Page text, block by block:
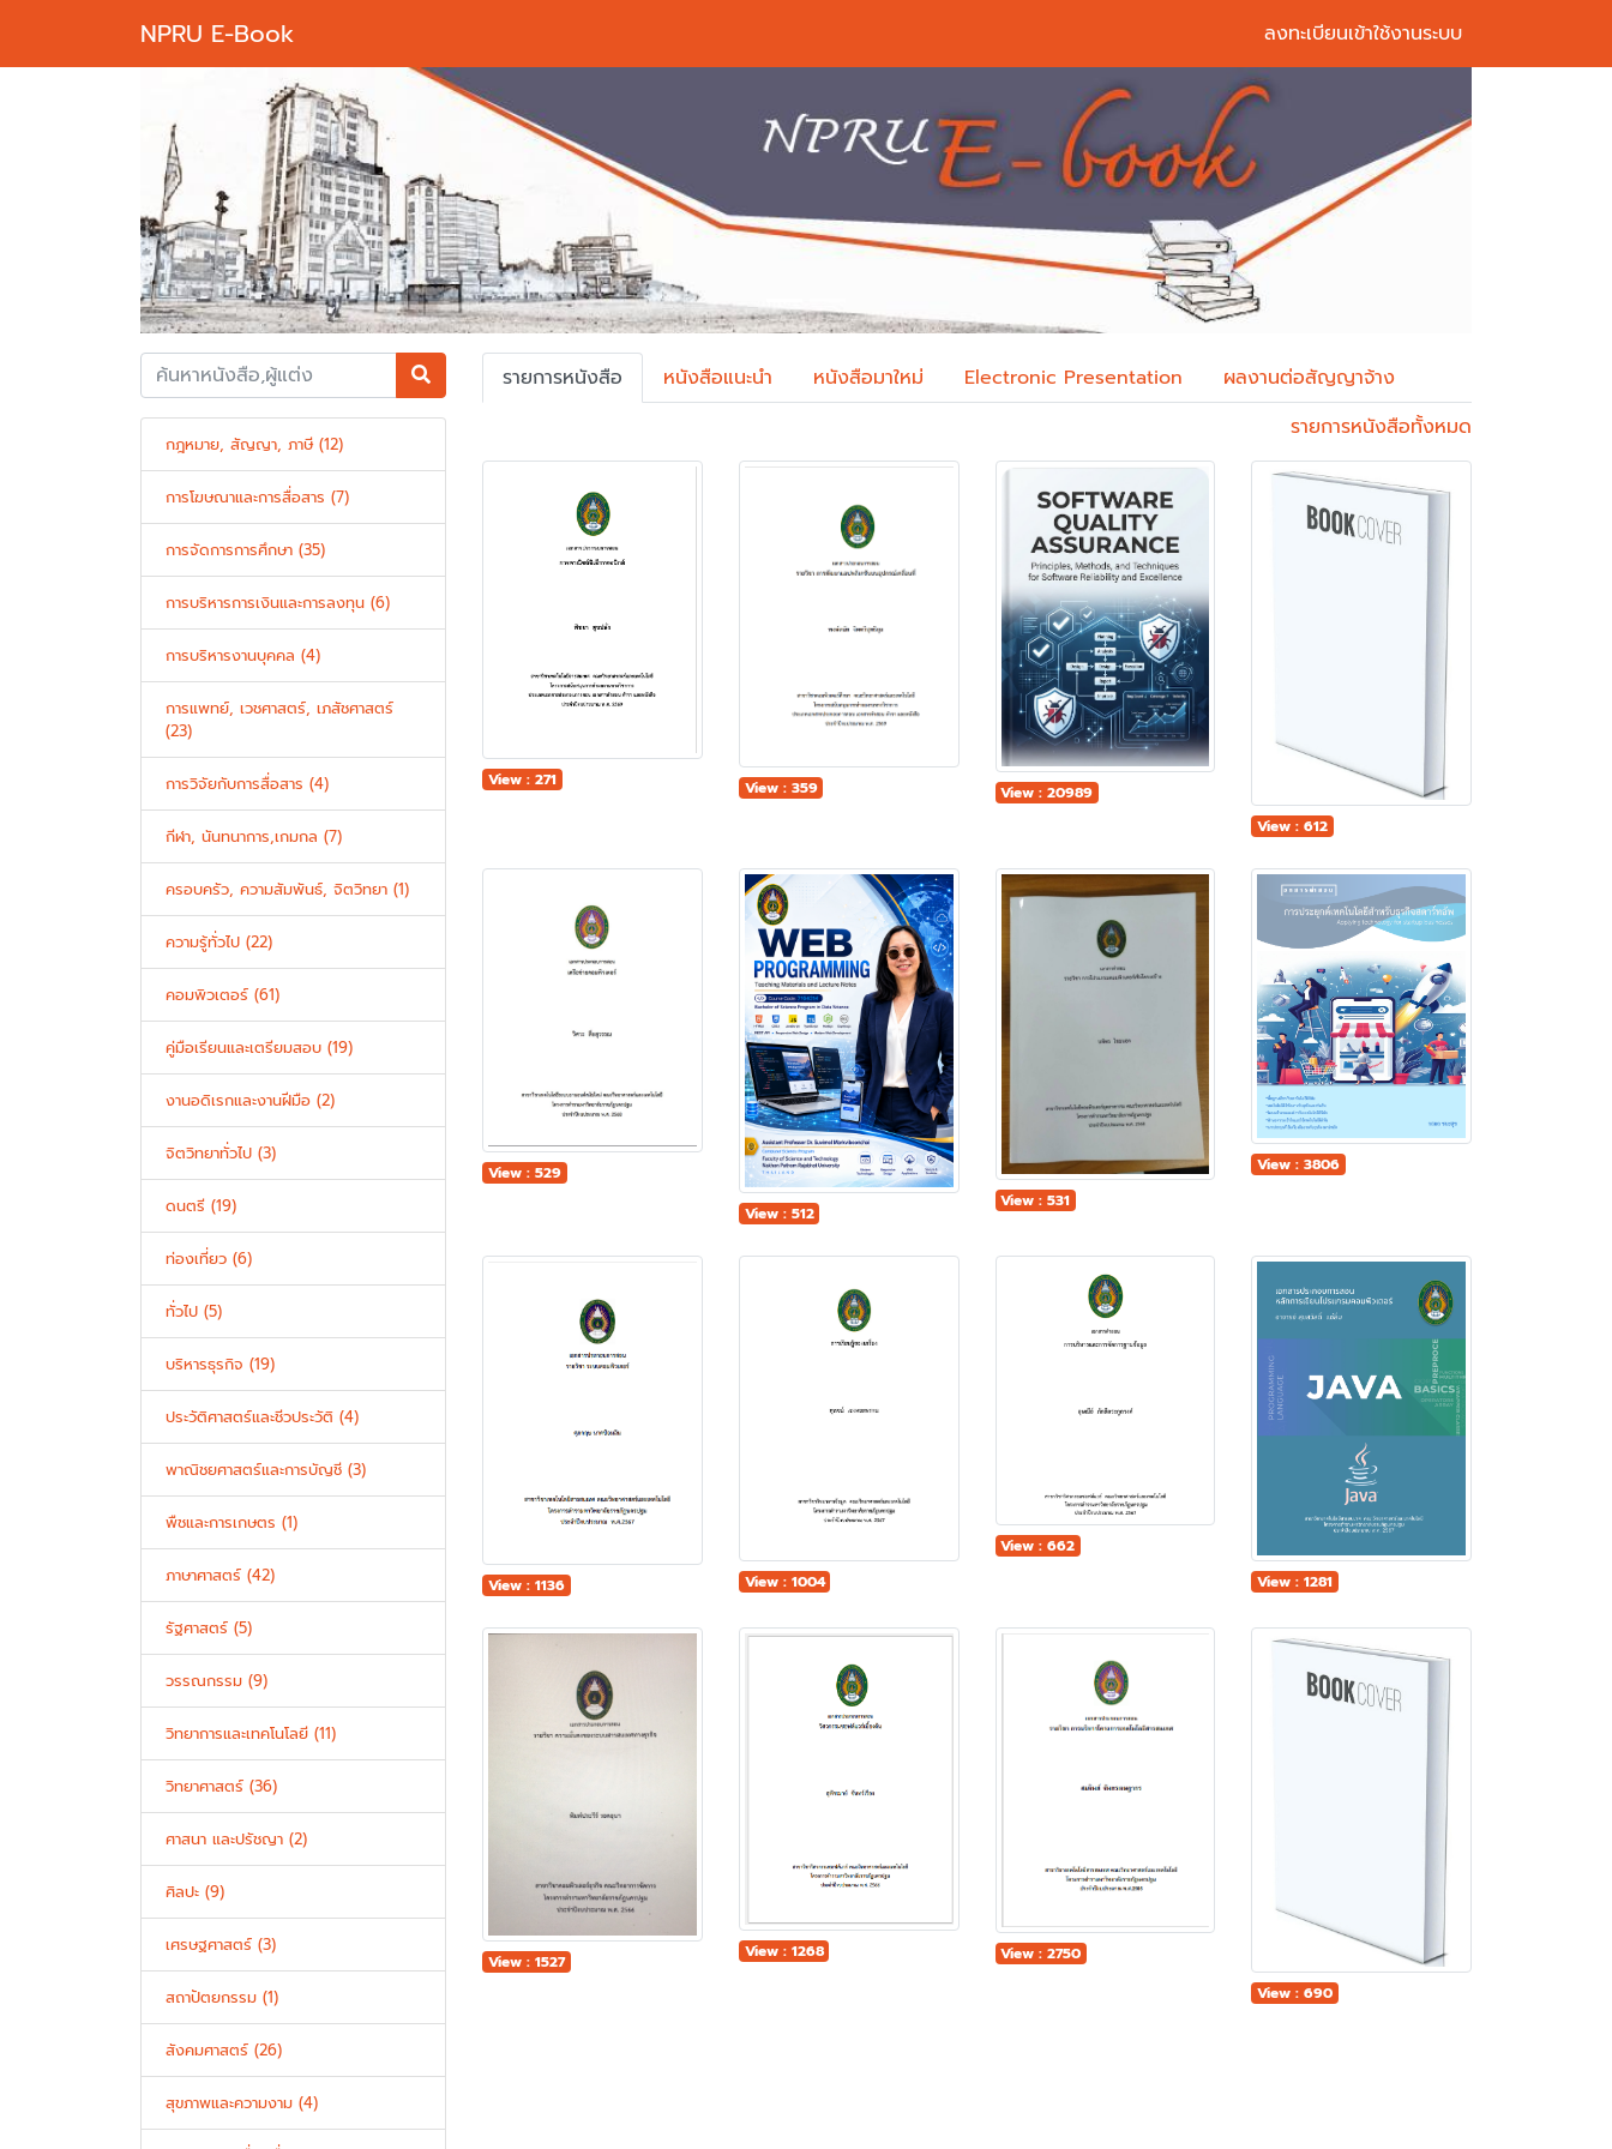
NPRU E-Book ลงทะเบียนเข้าใช้งานระบบ
Previous
กฎหมาย, สัญญา, ภาษี (12)
การโฆษณาและการสื่อสาร (7)
การจัดการการศึกษา (35)
การบริหารการเงินและการลงทุน (6)
การบริหารงานบุคคล (4)
การแพทย์, เวชศาสตร์, เภสัชศาสตร์
(23)
การวิจัยกับการสื่อสาร (4)
กีฬา, นันทนาการ,เกมกล (7)
ครอบครัว, ความสัมพันธ์, จิตวิทยา (1)
ความรู้ทั่วไป (22)
คอมพิวเตอร์ (61)
คู่มือเรียนและเตรียมสอบ (19)
งานอดิเรกและงานฝีมือ (2)
จิตวิทยาทั่วไป (3)
ดนตรี (19)
ท่องเที่ยว (6)
ทั่วไป (5)
บริหารธุรกิจ (19)
ประวัติศาสตร์และชีวประวัติ (4)
พาณิชยศาสตร์และการบัญชี (3)
พืชและการเกษตร (1)
ภาษาศาสตร์ (42)
รัฐศาสตร์ (5)
วรรณกรรม (9)
วิทยาการและเทคโนโลยี (11)
วิทยาศาสตร์ (36)
ศาสนา และปรัชญา (2)
ศิลปะ (9)
เศรษฐศาสตร์ (3)
สถาปัตยกรรม (1)
สังคมศาสตร์ (26)
สุขภาพและความงาม (4)
รายการหนังสือ หนังสือแนะนำ หนังสือมาใหม่ Electronic Presentation
ผลงานต่อสัญญาจ้าง
รายการหนังสือทั้งหมด
View : 271 View : 359
View : 20989
View : 612
View : 529
View : 512
View : 531
View : 3806
View : 1136 View : 1004
View : 662
View : 1281
View : 1527 View : 1268
View : 2750
View : 690